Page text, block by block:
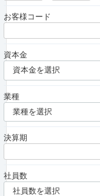
お客様コード
資本金
業種
決算期
社員数